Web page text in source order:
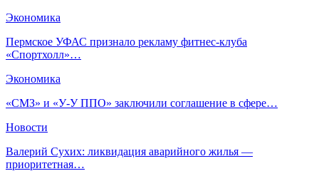
Экономика
Пермское УФАС признало рекламу фитнес-клуба
«Спортхолл»…
Экономика
«СМЗ» и «У-У ППО» заключили соглашение в сфере…
Новости
Валерий Сухих: ликвидация аварийного жилья —
приоритетная…